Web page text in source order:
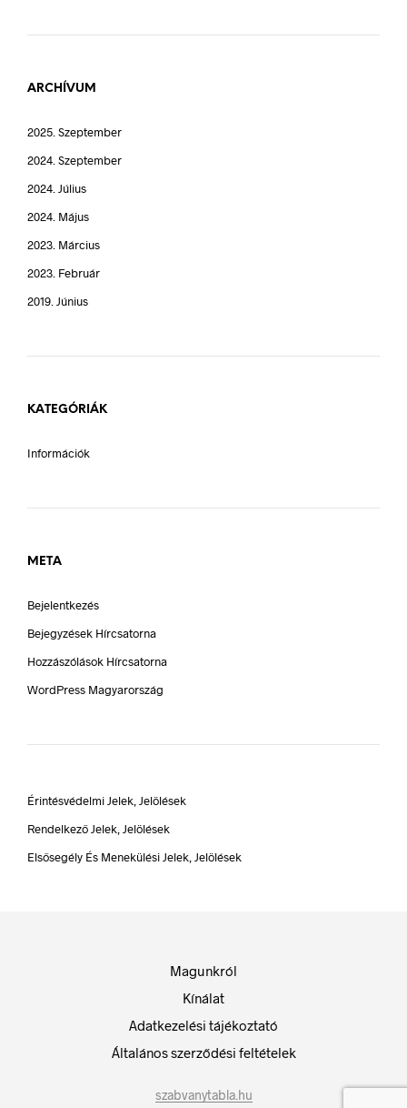
ARCHÍVUM
2025. Szeptember
2024. Szeptember
2024. Július
2024. Május
2023. Március
2023. Február
2019. Június
KATEGÓRIÁK
Információk
META
Bejelentkezés
Bejegyzések Hírcsatorna
Hozzászólások Hírcsatorna
WordPress Magyarország
Érintésvédelmi Jelek, Jelölések
Rendelkező Jelek, Jelölések
Elsősegély És Menekülési Jelek, Jelölések
Magunkról
Kínálat
Adatkezelési tájékoztató
Általános szerződési feltételek
szabvanytabla.hu